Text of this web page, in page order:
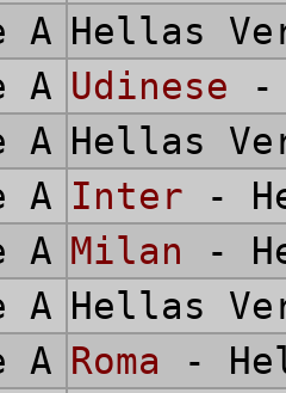
A Hellas
A Udinese -
A Hellas
A Inter -
A Milan -
A Hellas
A Roma -